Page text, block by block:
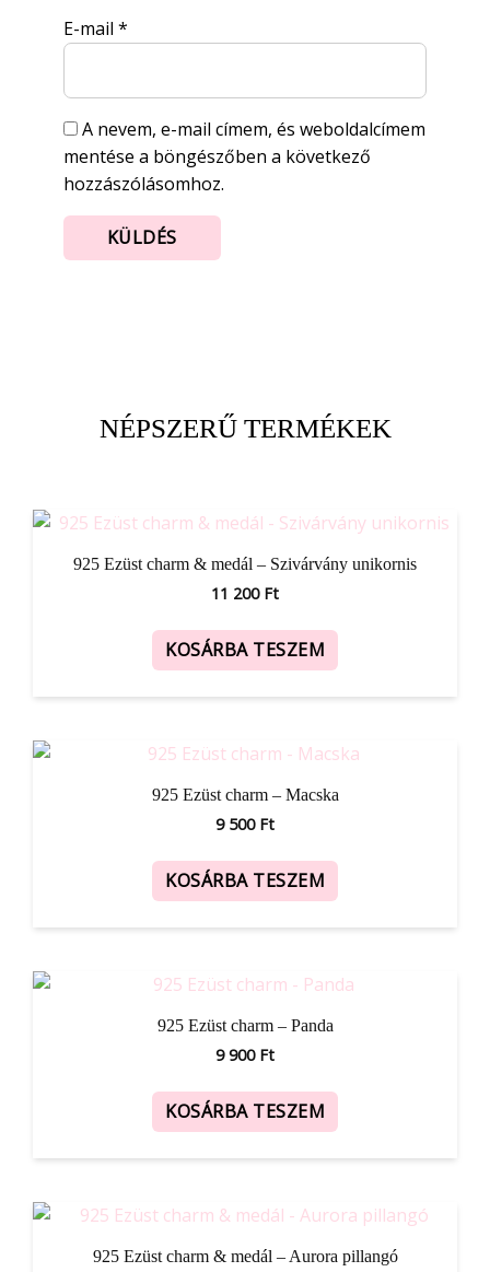
E-mail *
A nevem, e-mail címem, és weboldalcímem
mentése a böngészőben a következő
hozzászólásomhoz.
NÉPSZERŰ TERMÉKEK
925 Ezüst charm & medál – Szivárvány unikornis
11 200 Ft
KOSÁRBA TESZEM
925 Ezüst charm – Macska
9 500 Ft
KOSÁRBA TESZEM
925 Ezüst charm – Panda
9 900 Ft
KOSÁRBA TESZEM
925 Ezüst charm & medál – Aurora pillangó